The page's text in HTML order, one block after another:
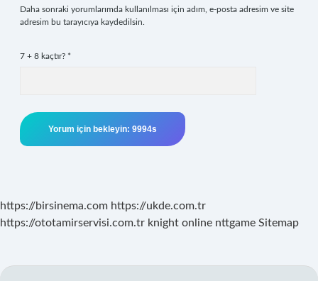
Daha sonraki yorumlarımda kullanılması için adım, e-posta adresim ve site
adresim bu tarayıcıya kaydedilsin.
7 + 8 kaçtır? *
https://birsinema.com https://ukde.com.tr
https://ototamirservisi.com.tr knight online nttgame Sitemap